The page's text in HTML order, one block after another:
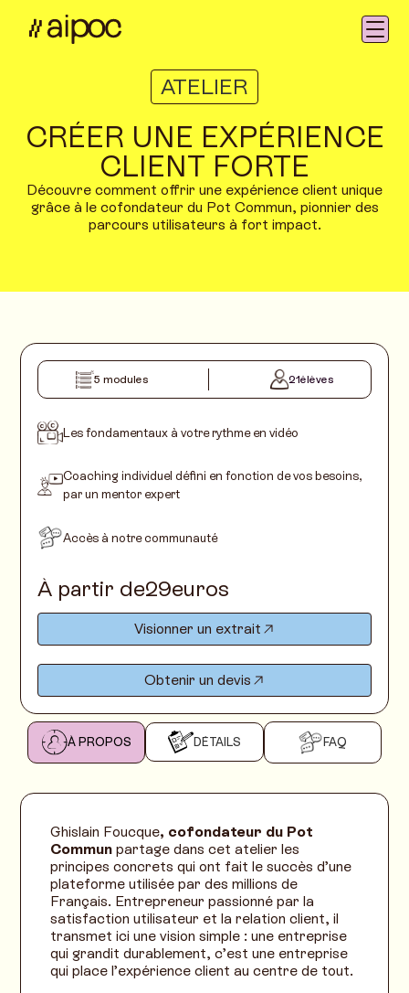
ATELIER
CRÉER UNE EXPÉRIENCE
CLIENT FORTE
Découvre comment offrir une expérience client unique
grâce à le cofondateur du Pot Commun, pionnier des
parcours utilisateurs à fort impact.
À PROPOS DÉTAILS FAQ
Ghislain Foucque, cofondateur du Pot
Commun partage dans cet atelier les
principes concrets qui ont fait le succès d’une
plateforme utilisée par des millions de
Français. Entrepreneur passionné par la
satisfaction utilisateur et la relation client, il
transmet ici une vision simple : une entreprise
qui grandit durablement, c’est une entreprise
qui place l’expérience client au centre de tout.
5 modules 21élèves
Les fondamentaux à votre rythme en vidéo
Coaching individuel défini en fonction de vos besoins,
par un mentor expert
Accès à notre communauté
À partir de29euros
Visionner un extrait
Obtenir un devis